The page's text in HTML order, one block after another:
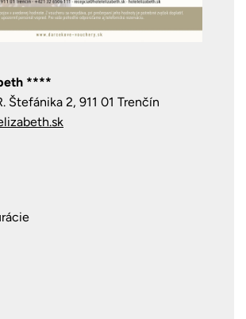
****
Štefánika 2, 911 01 Trenčín